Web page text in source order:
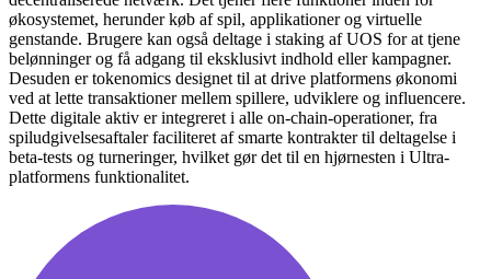
økosystemet, herunder køb af spil, applikationer og virtuelle
genstande. Brugere kan også deltage i staking af UOS for at tjene
belønninger og få adgang til eksklusivt indhold eller kampagner.
Desuden er tokenomics designet til at drive platformens økonomi
ved at lette transaktioner mellem spillere, udviklere og influencere.
Dette digitale aktiv er integreret i alle on-chain-operationer, fra
spiludgivelsesaftaler faciliteret af smarte kontrakter til deltagelse i
beta-tests og turneringer, hvilket gør det til en hjørnesten i Ultra-
platformens funktionalitet.